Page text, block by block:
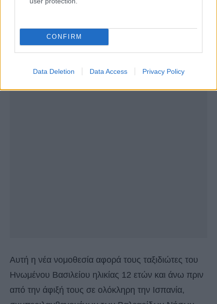
CONFIRM
Data Deletion Data Access Privacy Policy
Υγειονομικού Ελέγχου (FCS στα ισπανικά) που
διατίθεται μέσω του Spain Travel Health (SpTH).
Αυτή η νέα νομοθεσία αφορά τους ταξιδιώτες του
Ηνωμένου Βασιλείου ηλικίας 12 ετών και άνω πριν
από την άφιξή τους σε ολόκληρη την Ισπανία,